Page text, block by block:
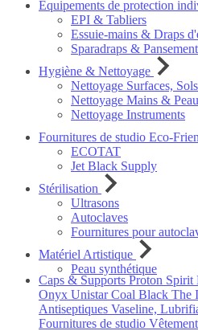
Équipements de protection
EPI & Tabliers
Essuie-mains & Draps
Sparadraps &
Hygiène & Nettoyage
Nettoyage Surfaces,
Nettoyage Mains & Peau
Nettoyage Instruments
Fournitures de studio Eco-
ECOTAT
Jet Black Supply
Stérilisation
Ultrasons
Autoclaves
Fournitures pour
Matériel Artistique
Peau synthétique
Caps & Supports Proton Spirit
Onyx UnistarCoal Black The
Antiseptiques Vaseline,
Fournitures de studio